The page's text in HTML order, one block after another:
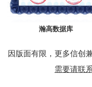
瀚高数据库
因版面有限，更多信创
需要请联